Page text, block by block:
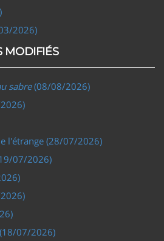
2026)
MODIFIÉS
sabre(08/08/2026)
l'étrange (28/07/2026)
07/2026)
07/2026)